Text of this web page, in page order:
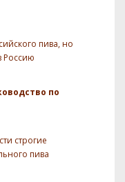
пива, но
Россию
по
строгие
пива